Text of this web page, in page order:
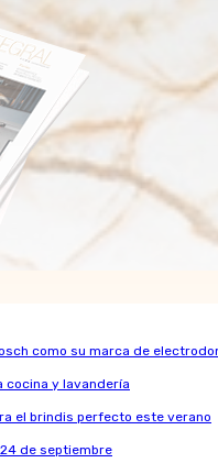
como su marca de
cocina y lavandería
el brindis perfecto este verano
de septiembre